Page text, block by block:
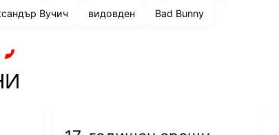
Вучич видовден Bad Bunny